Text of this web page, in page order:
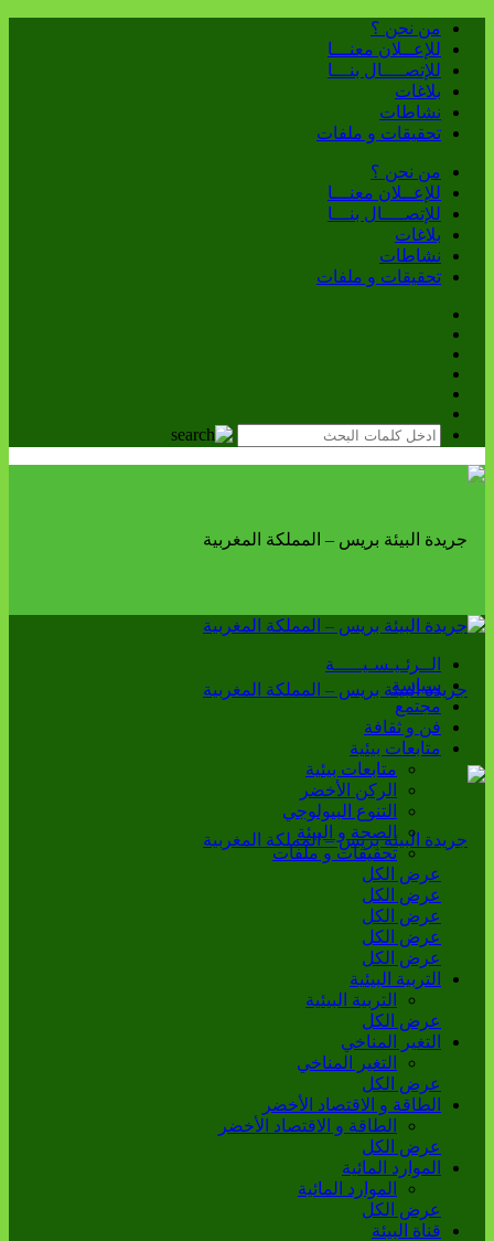
من نحن ؟
للإعــلان معنـــا
للإتصــــال بنـــا
بلاغات
نشاطات
تحقيقات و ملفات
من نحن ؟
للإعــلان معنـــا
للإتصــــال بنـــا
بلاغات
نشاطات
تحقيقات و ملفات
الــرئـيـسـيـــــة
سياسة
مجتمع
فن و ثقافة
متابعات بيئية
متابعات بيئية
الركن الأخضر
التنوع البيولوجي
الصحة و البيئة
تحقيقات و ملفات
عرض الكل
عرض الكل
عرض الكل
عرض الكل
عرض الكل
التربية البيئية
التربية البيئية
عرض الكل
التغير المناخي
التغير المناخي
عرض الكل
الطاقة و الاقتصاد الأخضر
الطاقة و الاقتصاد الأخضر
عرض الكل
الموارد المائية
الموارد المائية
عرض الكل
قناة البيئة